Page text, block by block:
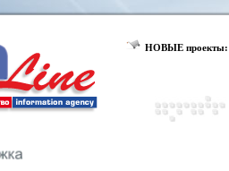
НОВЫЕ проекты: